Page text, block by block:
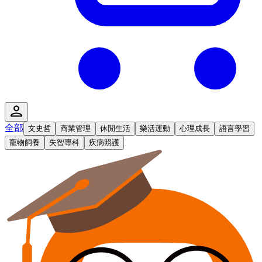
全部 文史哲 商業管理 休閒生活 樂活運動 心理成長
語言學習
寵物飼養
失智專科 疾病照護